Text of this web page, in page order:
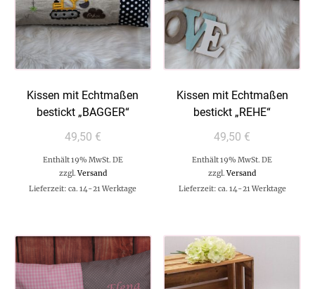
Kissen mit Echtmaßen
bestickt „BAGGER“
49,50 €
Enthält 19% MwSt. DE
zzgl.Versand
Lieferzeit: ca. 14-21 Werktage
Kissen mit Echtmaßen
bestickt „REHE“
49,50 €
Enthält 19% MwSt. DE
zzgl.Versand
Lieferzeit: ca. 14-21 Werktage